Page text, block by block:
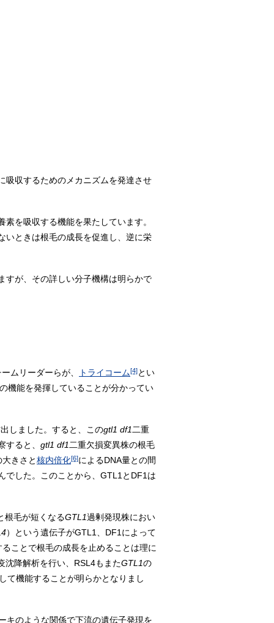
吸収するためのメカニズムを発達させ
を吸収する機能を果たしています。
いときは根毛の成長を促進し、逆に栄
すが、その詳しい分子機構は明らかで
ムリーダーらが、 トライコーム[4]とい
機能を発揮していることが分かってい
しました。すると、このgtl1 df1 二重
ると、 gtl1 df1 二重欠損変異株の根毛
きさと核内倍化[6]によるDNA量との間
でした。このことから、GTL1とDF1は
根毛が短くなるGTL1過剰発現株におい
）という遺伝子がGTL1、DF1によって
ることで根毛の成長を止めることは理に
沈降解析を行い、RSL4もまたGTL1の
て機能することが明らかとなりまし
キのような関係で下流の遺伝子発現を